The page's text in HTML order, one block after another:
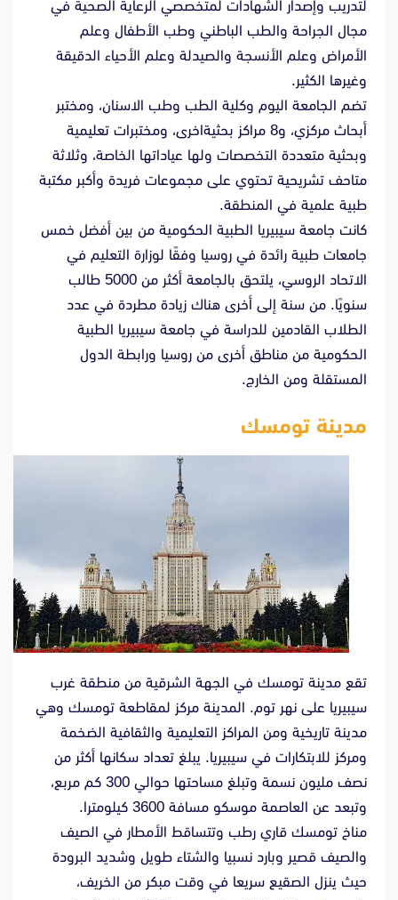
لتدريب وإصدار الشهادات لمتخصصي الرعاية الصحية في
مجال الجراحة والطب الباطني وطب الأطفال وعلم
الأمراض وعلم الأنسجة والصيدلة وعلم الأحياء الدقيقة
وغيرها الكثير.
تضم الجامعة اليوم وكلية الطب وطب الاسنان، ومختبر
أبحاث مركزي، و8 مراكز بحثيةاخرى، ومختبرات تعليمية
وبحثية متعددة التخصصات ولها عياداتها الخاصة، وثلاثة
متاحف تشريحية تحتوي على مجموعات فريدة وأكبر مكتبة
طبية علمية في المنطقة.
كانت جامعة سيبيريا الطبية الحكومية من بين أفضل خمس
جامعات طبية رائدة في روسيا وفقًا لوزارة التعليم في
الاتحاد الروسي، يلتحق بالجامعة أكثر من 5000 طالب
سنويًا. من سنة إلى أخرى هناك زيادة مطردة في عدد
الطلاب القادمين للدراسة في جامعة سيبيريا الطبية
الحكومية من مناطق أخرى من روسيا ورابطة الدول
المستقلة ومن الخارج.
مدينة تومسك
تقع مدينة تومسك في الجهة الشرقية من منطقة غرب
سيبيريا على نهر توم. المدينة مركز لمقاطعة تومسك وهي
مدينة تاريخية ومن المراكز التعليمية والثقافية الضخمة
ومركز للابتكارات في سيبيريا. يبلغ تعداد سكانها أكثر من
نصف مليون نسمة وتبلغ مساحتها حوالي 300 كم مربع،
وتبعد عن العاصمة موسكو مسافة 3600 كيلومترا.
مناخ تومسك قاري رطب وتتساقط الأمطار في الصيف
والصيف قصير وبارد نسبيا والشتاء طويل وشديد البرودة
حيث ينزل الصقيع سريعا في وقت مبكر من الخريف،